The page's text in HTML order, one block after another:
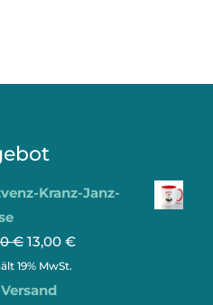
Kranz-Janz-
€ 13,00 €
19% MwSt.
Versand